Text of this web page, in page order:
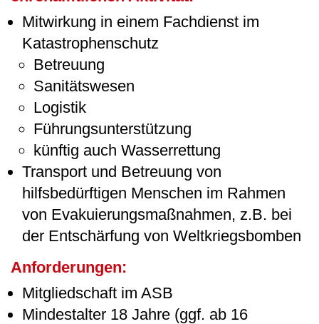
Mitwirkung in einem Fachdienst im
Katastrophenschutz
Betreuung
Sanitätswesen
Logistik
Führungsunterstützung
künftig auch Wasserrettung
Transport und Betreuung von
hilfsbedürftigen Menschen im Rahmen
von Evakuierungsmaßnahmen, z.B. bei
der Entschärfung von Weltkriegsbomben
Anforderungen:
Mitgliedschaft im ASB
Mindestalter 18 Jahre (ggf. ab 16